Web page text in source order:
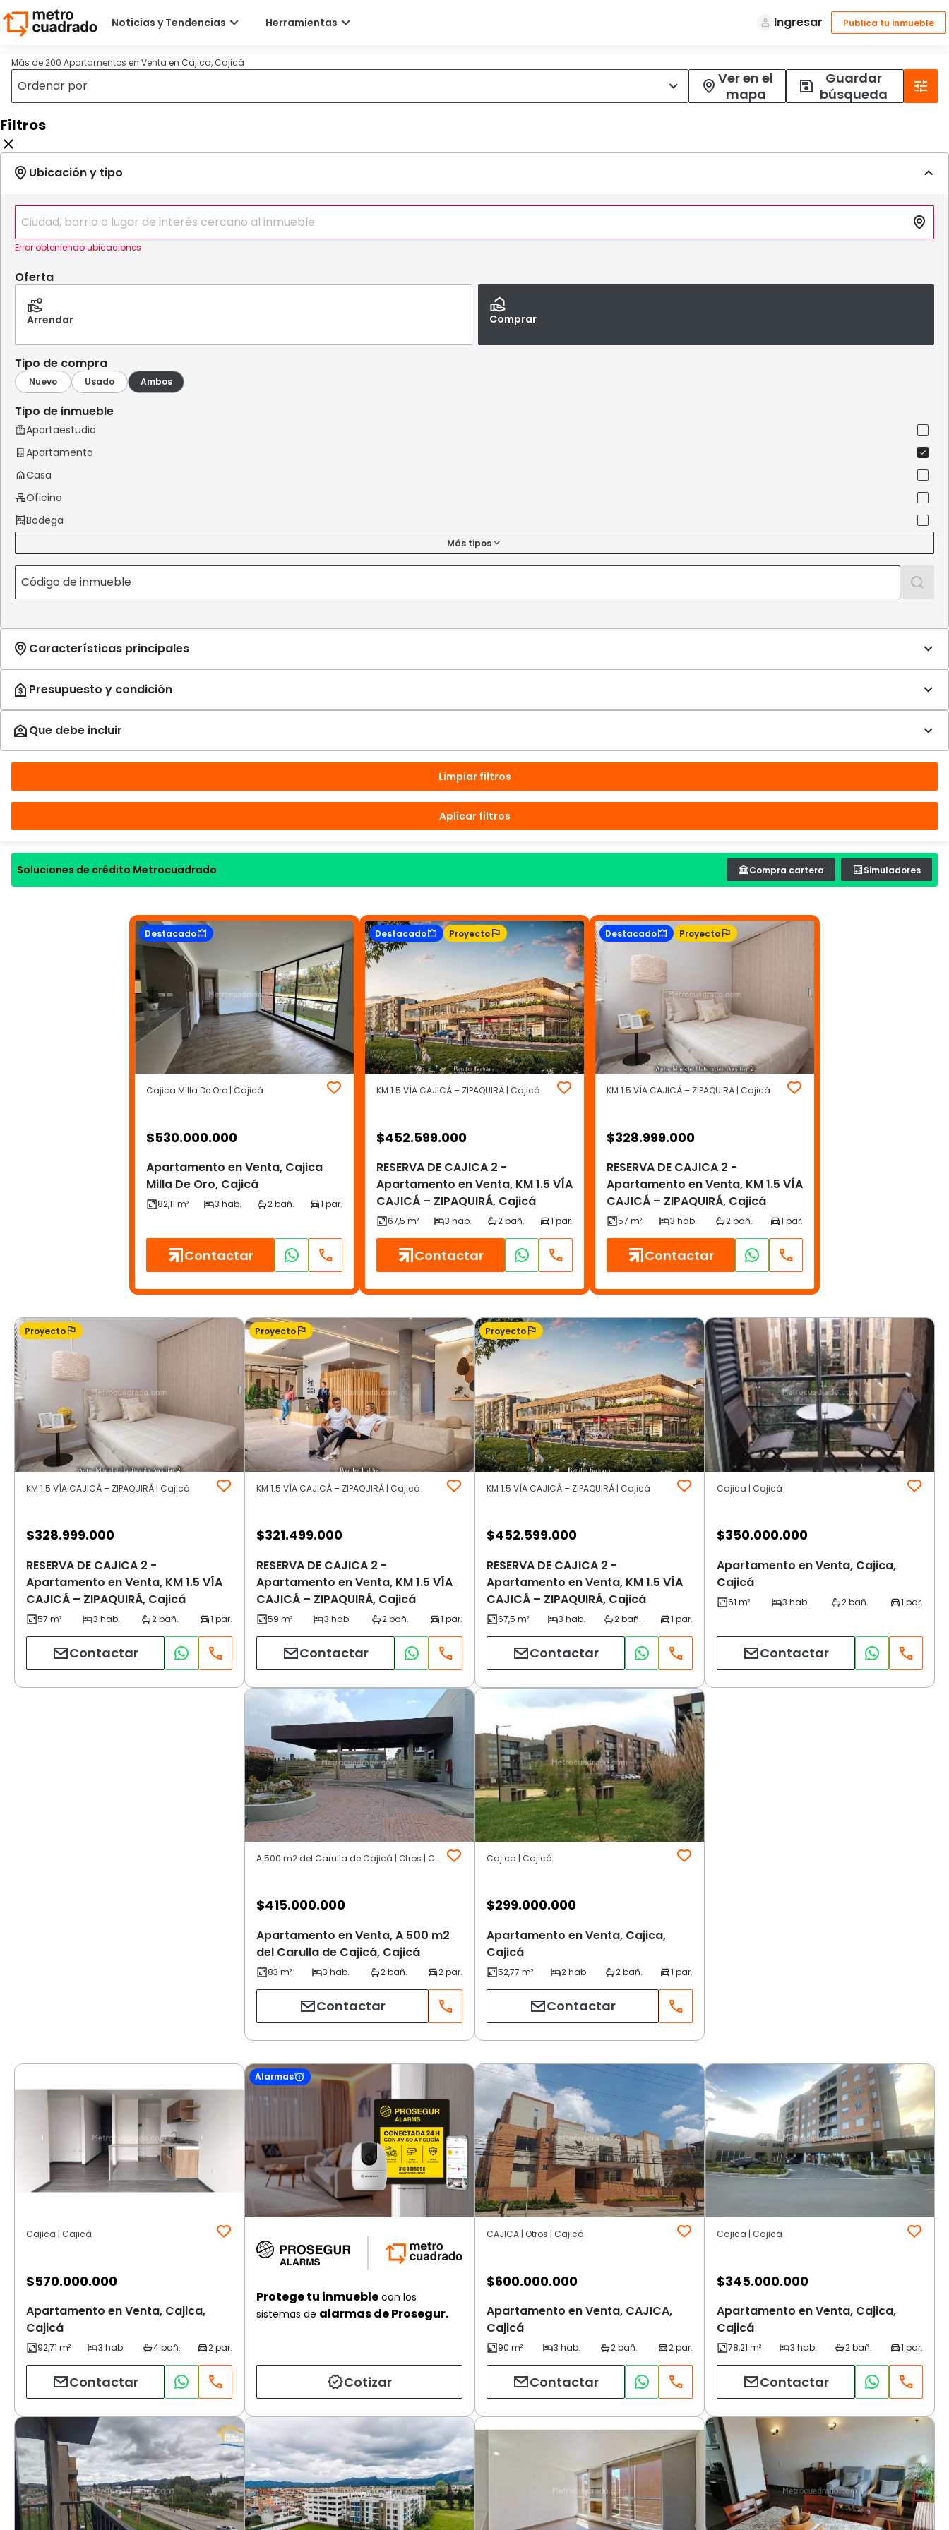
Más de 200 Apartamentos en Venta en Cajica, Cajicá
Ver en el
mapa
Guardar
búsqueda
Filtros
Error obteniendo ubicaciones
Oferta
Arrendar Comprar
Tipo de compra
Tipo de inmueble
Más tipos
Limpiar filtros
Aplicar filtros
Soluciones de crédito Metrocuadrado Compra cartera Simuladores
Destacado
Cajica Milla De Oro | Cajicá
$530.000.000
Apartamento en Venta, Cajica
Milla De Oro, Cajicá
Contactar
Destacado Proyecto
KM 1.5 VÍA CAJICÁ – ZIPAQUIRÁ | Cajicá
$452.599.000
RESERVA DE CAJICA 2 -
Apartamento en Venta, KM 1.5 VÍA
CAJICÁ – ZIPAQUIRÁ, Cajicá
Contactar
Destacado Proyecto
KM 1.5 VÍA CAJICÁ – ZIPAQUIRÁ | Cajicá
$328.999.000
RESERVA DE CAJICA 2 -
Apartamento en Venta, KM 1.5 VÍA
CAJICÁ – ZIPAQUIRÁ, Cajicá
Contactar
Proyecto
KM 1.5 VÍA CAJICÁ – ZIPAQUIRÁ | Cajicá
$328.999.000
RESERVA DE CAJICA 2 -
Apartamento en Venta, KM 1.5 VÍA
CAJICÁ – ZIPAQUIRÁ, Cajicá
Contactar
Proyecto
KM 1.5 VÍA CAJICÁ – ZIPAQUIRÁ | Cajicá
$321.499.000
RESERVA DE CAJICA 2 -
Apartamento en Venta, KM 1.5 VÍA
CAJICÁ – ZIPAQUIRÁ, Cajicá
Contactar
Proyecto
KM 1.5 VÍA CAJICÁ – ZIPAQUIRÁ | Cajicá
$452.599.000
RESERVA DE CAJICA 2 -
Apartamento en Venta, KM 1.5 VÍA
CAJICÁ – ZIPAQUIRÁ, Cajicá
Contactar
Cajica | Cajicá
$350.000.000
Apartamento en Venta, Cajica,
Cajicá
Contactar
A 500 m2 del Carulla de Cajicá | Otros | Cajicá
$415.000.000
Apartamento en Venta, A 500 m2
del Carulla de Cajicá, Cajicá
Contactar
Cajica | Cajicá
$299.000.000
Apartamento en Venta, Cajica,
Cajicá
Contactar
Cajica | Cajicá
$570.000.000
Apartamento en Venta, Cajica,
Cajicá
Contactar
Alarmas
Protege tu inmueble con los
sistemas de alarmas de Prosegur.
Cotizar
CAJICA | Otros | Cajicá
$600.000.000
Apartamento en Venta, CAJICA,
Cajicá
Contactar
Cajica | Cajicá
$345.000.000
Apartamento en Venta, Cajica,
Cajicá
Contactar